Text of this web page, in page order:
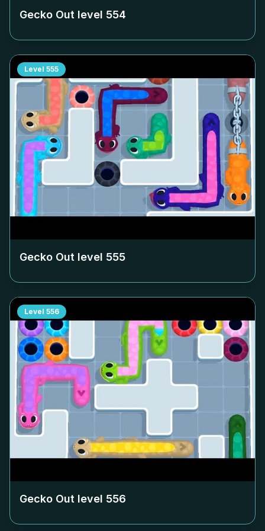
Gecko Out level 554
Level 555
Gecko Out level 555
Level 556
Gecko Out level 556